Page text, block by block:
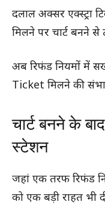
दलाल अक्सर एक्स्ट्रा
मिलने पर चार्ट बनने
अब रिफंड नियमों में
Ticket मिलने की
चार्ट बनने के
स्टेशन
जहां एक तरफ रिफंड
को एक बड़ी राहत भी